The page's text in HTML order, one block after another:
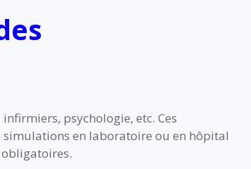
psychologie, etc. Ces
en laboratoire ou en hôpital